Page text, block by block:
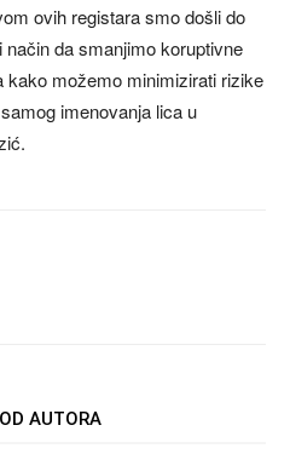
ovih registara smo došli do
da smanjimo koruptivne
kako možemo minimizirati rizike
imenovanja lica u
AUTORA